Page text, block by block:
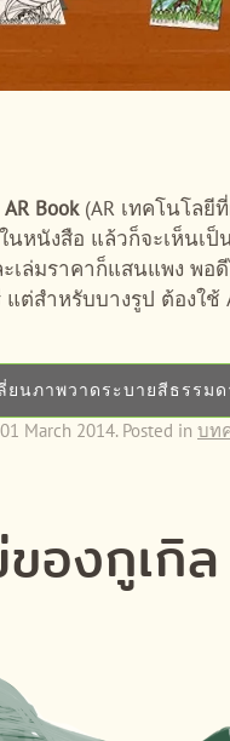
AR Book(AR เทคโนโลยี
หนังสือ แล้วก็จะเห็นเ
ะเล่มราคาก็แสนแพง
ต่สำหรับบางรูป ต้องใช้
ปลี่ยนภาพวาดระบายสีธรร
01 March 2014. Posted in บท
ของกูเกิ